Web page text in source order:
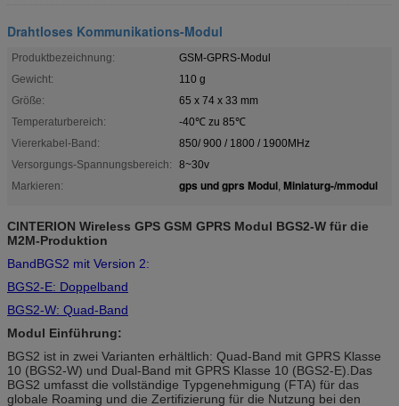
Drahtloses Kommunikations-Modul
Produktbezeichnung:
GSM-GPRS-Modul
Gewicht:
110 g
Größe:
65 x 74 x 33 mm
Temperaturbereich:
-40℃ zu 85℃
Viererkabel-Band:
850/ 900 / 1800 / 1900MHz
Versorgungs-Spannungsbereich:
8~30v
Markieren:
gps und gprs Modul, Miniaturg-/mmodul
CINTERION Wireless GPS GSM GPRS Modul BGS2-W für die
M2M-Produktion
BandBGS2 mit Version 2:
BGS2-E: Doppelband
BGS2-W: Quad-Band
Modul Einführung:
BGS2 ist in zwei Varianten erhältlich: Quad-Band mit GPRS Klasse
10 (BGS2-W) und Dual-Band mit GPRS Klasse 10 (BGS2-E).Das
BGS2 umfasst die vollständige Typgenehmigung (FTA) für das
globale Roaming und die Zertifizierung für die Nutzung bei den